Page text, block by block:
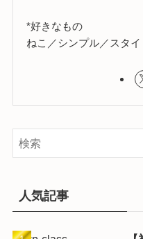
*好きなもの
ねこ／シンプル／スタ
人気記事